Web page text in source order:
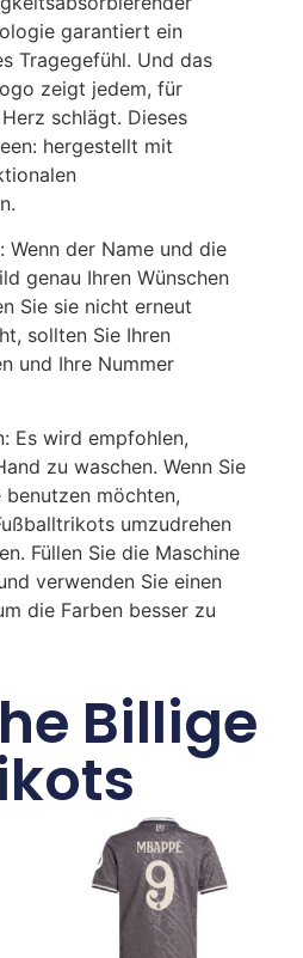
garantiert ein
Tragegefühl. Und das
zeigt jedem, für
schlägt. Dieses
hergestellt mit
Wenn der Name und die
genau Ihren Wünschen
Sie sie nicht erneut
sollten Sie Ihren
und Ihre Nummer
Es wird empfohlen,
zu waschen. Wenn Sie
benutzen möchten,
umzudrehen
Füllen Sie die Maschine
verwenden Sie einen
die Farben besser zu
Billige